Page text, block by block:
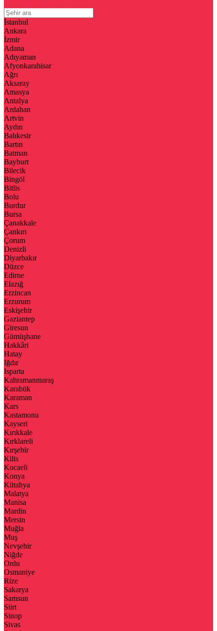
İstanbul
Ankara
İzmir
Adana
Adıyaman
Afyonkarahisar
Ağrı
Aksaray
Amasya
Antalya
Ardahan
Artvin
Aydın
Balıkesir
Bartın
Batman
Bayburt
Bilecik
Bingöl
Bitlis
Bolu
Burdur
Bursa
Çanakkale
Çankırı
Çorum
Denizli
Diyarbakır
Düzce
Edirne
Elazığ
Erzincan
Erzurum
Eskişehir
Gaziantep
Giresun
Gümüşhane
Hakkâri
Hatay
Iğdır
Isparta
Kahramanmaraş
Karabük
Karaman
Kars
Kastamonu
Kayseri
Kırıkkale
Kırklareli
Kırşehir
Kilis
Kocaeli
Konya
Kütahya
Malatya
Manisa
Mardin
Mersin
Muğla
Muş
Nevşehir
Niğde
Ordu
Osmaniye
Rize
Sakarya
Samsun
Siirt
Sinop
Sivas